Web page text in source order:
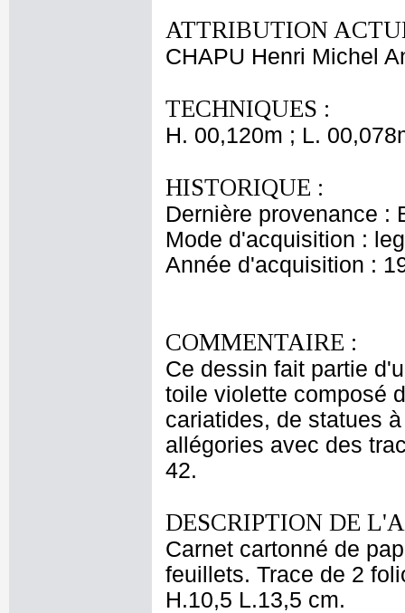
ATTRIBUTION
CHAPU Henri Michel
TECHNIQUES :
H. 00,120m ; L.
HISTORIQUE :
Dernière provenance :
Mode d'acquisition :
Année d'acquisition :
COMMENTAIRE :
Ce dessin fait partie
toile violette composé
cariatides, de statues
allégories avec des
42.
DESCRIPTION DE
Carnet cartonné de
feuillets. Trace de 2
H.10,5 L.13,5 cm.